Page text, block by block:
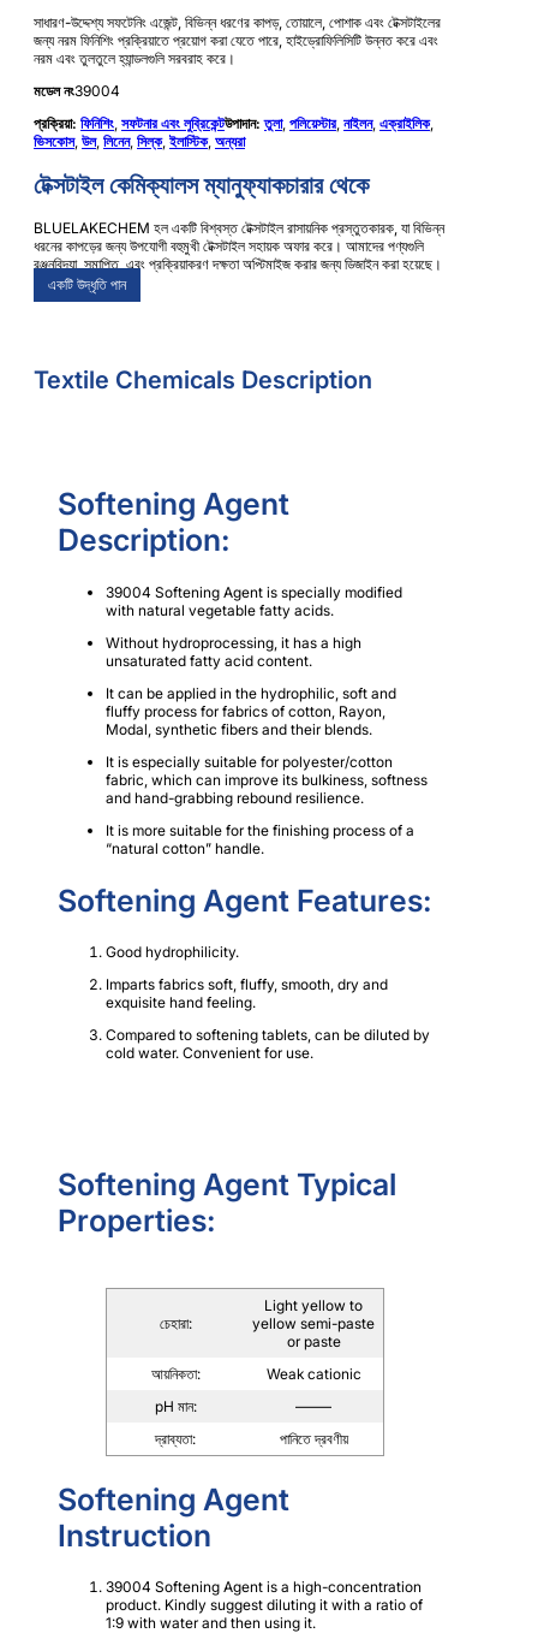
সাধারণ-উদ্দেশ্য সফটেনিং এজেন্ট, বিভিন্ন ধরণের কাপড়, তোয়ালে, পোশাক এবং টেক্সটাইলের
জন্য নরম ফিনিশিং প্রক্রিয়াতে প্রয়োগ করা যেতে পারে, হাইড্রোফিলিসিটি উন্নত করে এবং
নরম এবং তুলতুলে হ্যান্ডলগুলি সরবরাহ করে।
মডেল নং39004
প্রক্রিয়া: ফিনিশিং, সফটনার এবং লুব্রিকেন্টউপাদান:তুলা, পলিয়েস্টার, নাইলন, এক্রাইলিক,
ভিসকোস, উল, লিনেন, সিল্ক, ইলাস্টিক, অন্যরা
টেক্সটাইল কেমিক্যালস ম্যানুফ্যাকচারার থেকে
BLUELAKECHEM হল একটি বিশ্বস্ত টেক্সটাইল রাসায়নিক প্রস্তুতকারক, যা বিভিন্ন
ধরনের কাপড়ের জন্য উপযোগী বহুমুখী টেক্সটাইল সহায়ক অফার করে। আমাদের পণ্যগুলি
রঞ্জনবিদ্যা, সমাপ্তি, এবং প্রক্রিয়াকরণ দক্ষতা অপ্টিমাইজ করার জন্য ডিজাইন করা হয়েছে।
একটি উদ্ধৃতি পান
Textile Chemicals Description
Softening Agent
Description:
39004 Softening Agent is specially modified
with natural vegetable fatty acids.
Without hydroprocessing, it has a high
unsaturated fatty acid content.
It can be applied in the hydrophilic, soft and
fluffy process for fabrics of cotton, Rayon,
Modal, synthetic fibers and their blends.
It is especially suitable for polyester/cotton
fabric, which can improve its bulkiness, softness
and hand-grabbing rebound resilience.
It is more suitable for the finishing process of a
“natural cotton” handle.
Softening Agent Features:
Good hydrophilicity.
Imparts fabrics soft, fluffy, smooth, dry and
exquisite hand feeling.
Compared to softening tablets, can be diluted by
cold water. Convenient for use.
Softening Agent Typical
Properties:
চেহারা:
Light yellow to
yellow semi-paste
or paste
আয়নিকতা:
Weak cationic
pH মান:
——–
দ্রাব্যতা:
পানিতে দ্রবণীয়
Softening Agent
Instruction
39004 Softening Agent is a high-concentration
product. Kindly suggest diluting it with a ratio of
1:9 with water and then using it.